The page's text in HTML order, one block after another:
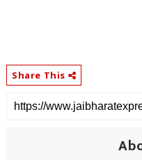
Share This